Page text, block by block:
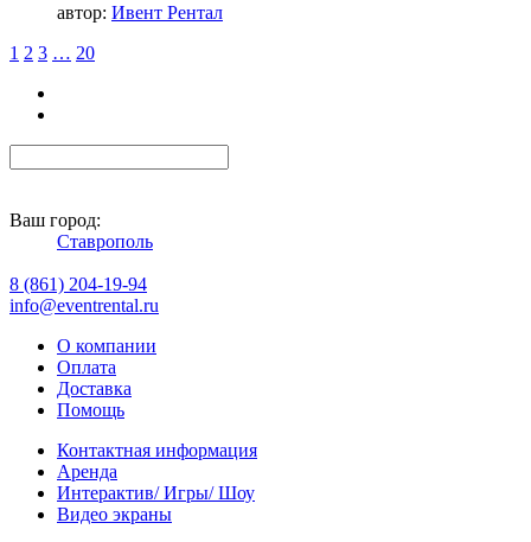
автор: Ивент Рентал
1 2 3 … 20
Ваш город:
Ставрополь
8 (861) 204-19-94
info@eventrental.ru
О компании
Оплата
Доставка
Помощь
Контактная информация
Аренда
Интерактив/ Игры/ Шоу
Видео экраны